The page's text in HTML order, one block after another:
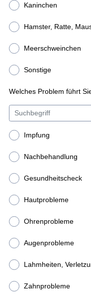
Kaninchen
Hamster, Ratte,
Meerschweinchen
Sonstige
Impfung
Nachbehandlung
Gesundheitscheck
Hautprobleme
Ohrenprobleme
Augenprobleme
Lahmheiten,
Zahnprobleme